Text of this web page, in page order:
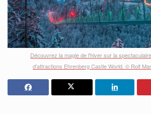
Découvrez la magie de l'hiver sur la
d'attractions Ehrenberg Castle World. © Rolf